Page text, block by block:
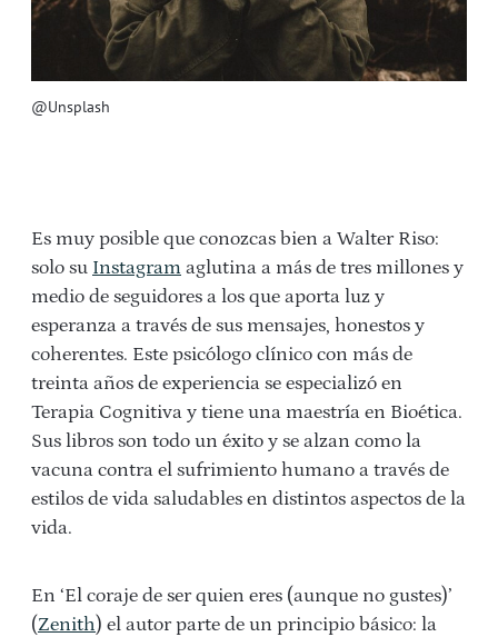
@Unsplash
Es muy posible que conozcas bien a Walter Riso:
solo su Instagram aglutina a más de tres millones y
medio de seguidores a los que aporta luz y
esperanza a través de sus mensajes, honestos y
coherentes. Este psicólogo clínico con más de
treinta años de experiencia se especializó en
Terapia Cognitiva y tiene una maestría en Bioética.
Sus libros son todo un éxito y se alzan como la
vacuna contra el sufrimiento humano a través de
estilos de vida saludables en distintos aspectos de la
vida.
En ‘El coraje de ser quien eres (aunque no gustes)’
(Zenith) el autor parte de un principio básico: la